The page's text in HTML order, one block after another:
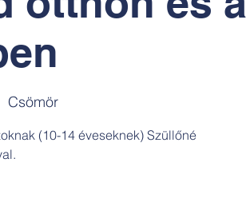
Csömör
(10-14 éveseknek) Szüllőné